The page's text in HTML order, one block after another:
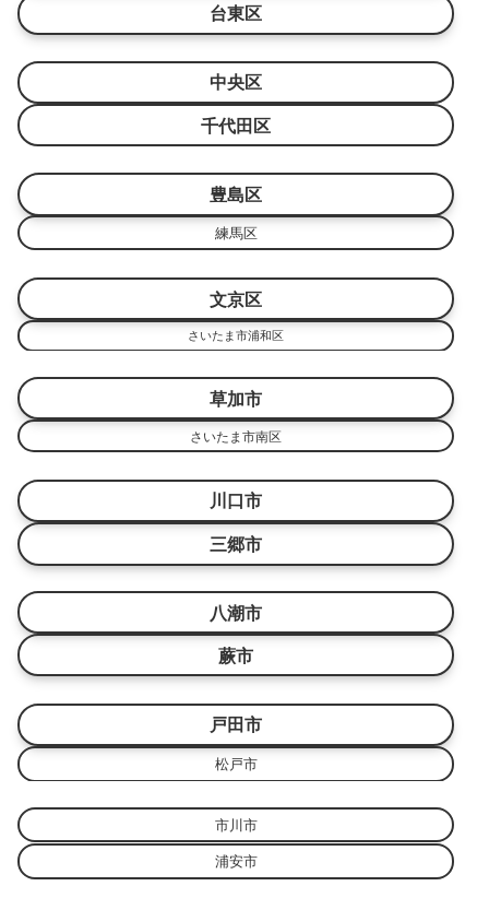
台東区
中央区
千代田区
豊島区
練馬区
文京区
さいたま市浦和区
草加市
さいたま市南区
川口市
三郷市
八潮市
蕨市
戸田市
松戸市
市川市
浦安市